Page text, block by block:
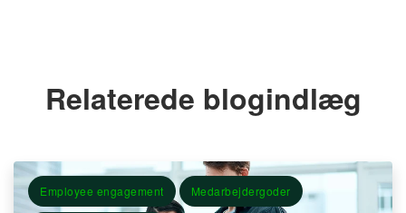
Relaterede blogindlæg
Employee engagement Medarbejdergoder